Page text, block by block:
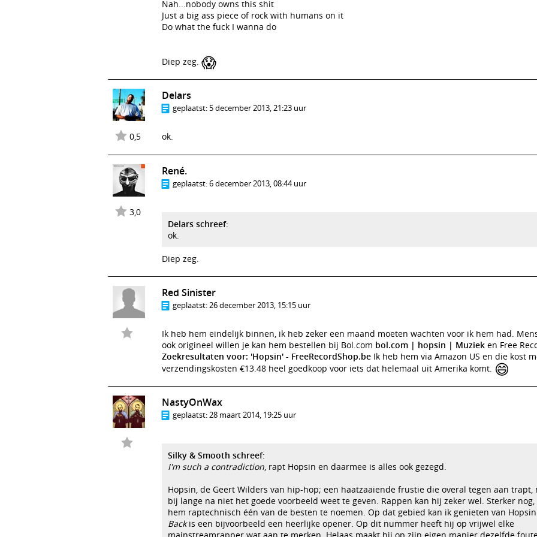
Nah...nobody owns this shit
Just a big ass piece of rock with humans on it
Do what the fuck I wanna do
Diep zeg. 😱
0,5
Delars
geplaatst: 5 december 2013, 21:23 uur
ok.
3,0
René.
geplaatst:6 december 2013, 08:44 uur
Delars schreef:
ok.
Diep zeg.
Red Sinister
geplaatst:26 december 2013, 15:15 uur
Ik heb hem eindelijk binnen, ik heb zeker een maand moeten wachten voor ik hem had.
ook origineel willen je kan hem bestellen bij Bol.com bol.com | hopsin | Muziek en Free
Zoekresultaten voor: 'Hopsin' - FreeRecordShop.be Ik heb hem via Amazon US en die kost
verzendingskosten €13.48 heel goedkoop voor iets dat helemaal uit Amerika komt. 😄
NastyOnWax
geplaatst:28 maart 2014, 19:25 uur
Silky & Smooth schreef:
I'm such a contradiction, rapt Hopsin en daarmee is alles ook gezegd.
Hopsin, de Geert Wilders van hip-hop; een haatzaaiende frustie die overal tegen aan trapt,
bij lange na niet het goede voorbeeld weet te geven. Rappen kan hij zeker wel. Sterker
hem raptechnisch één van de besten te noemen. Op dat gebied kan ik genieten van
Backis een bijvoorbeeld een heerlijke opener. Op dit nummer heeft hij op vrijwel elke